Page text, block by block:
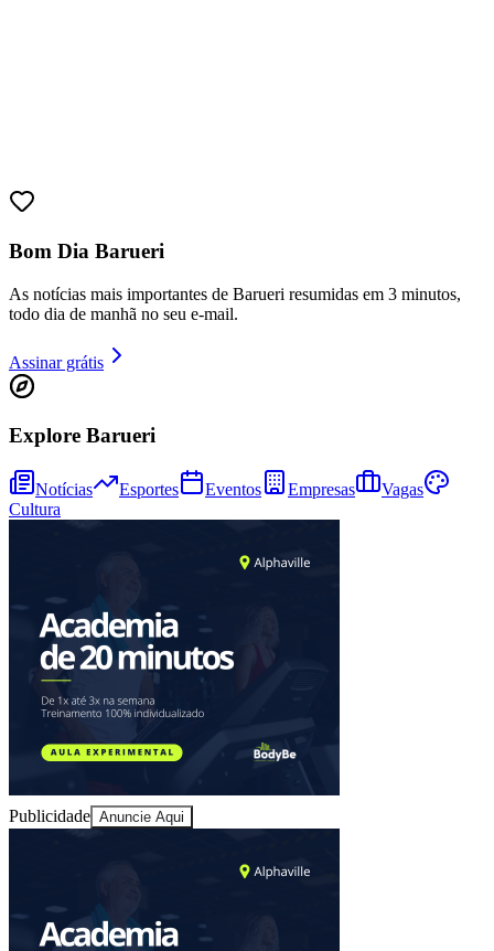
Juventude
Bom Dia Barueri
As notícias mais importantes de Barueri resumidas em 3 minutos,
todo dia de manhã no seu e-mail.
Assinar grátis
Explore Barueri
Notícias Esportes Eventos Empresas
Vagas
Cultura
Publicidade Anuncie Aqui